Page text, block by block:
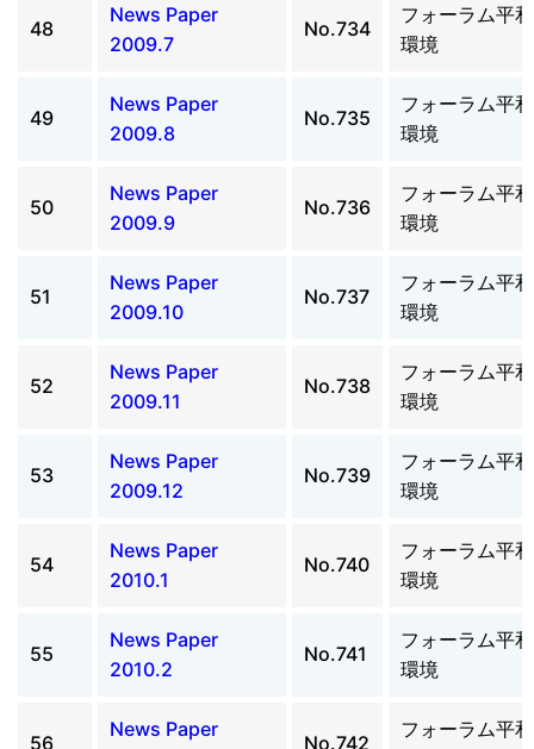
48
News Paper
2009.7
No.734
フォーラム平
環境
49
News Paper
2009.8
No.735
フォーラム平
環境
50
News Paper
2009.9
No.736
フォーラム平
環境
51
News Paper
2009.10
No.737
フォーラム平
環境
52
News Paper
2009.11
No.738
フォーラム平
環境
53
News Paper
2009.12
No.739
フォーラム平
環境
54
News Paper
2010.1
No.740
フォーラム平
環境
55
News Paper
2010.2
No.741
フォーラム平
環境
56
News Paper
No.742
フォーラム平